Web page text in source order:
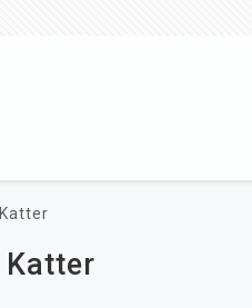
Katter
Katter